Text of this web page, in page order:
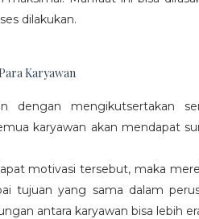
dilakukan.
Karyawan
dengan mengikutsertakan
karyawan akan mendapat
motivasi tersebut, maka
tujuan yang sama dalam
antara karyawan bisa lebih